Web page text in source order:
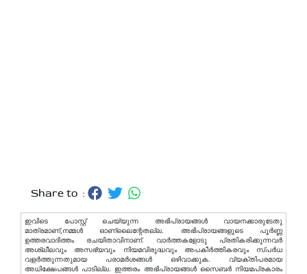
Share to :
ഇവിടെ പോസ്റ്റ് ചെയ്യുന്ന അഭിപ്രായങ്ങള്‍ വായനക്കാരുടേതു
മാത്രമാണ്,നമ്മൾ ഓണ്ലൈന്റേതല്ല. അഭിപ്രായങ്ങളുടെ പൂർണ്ണ
ഉത്തരവാദിത്തം രചയിതാവിനാണ്. വാര്‍ത്തകളോടു പ്രതികരിക്കുന്നവര്‍
അശ്ലീലവും അസഭ്യവും നിയമവിരുദ്ധവും അപകീര്‍ത്തികരവും സ്പര്‍ധ
വളര്‍ത്തുന്നതുമായ പരാമര്‍ശങ്ങള്‍ ഒഴിവാക്കുക. വ്യക്തിപരമായ
അധിക്ഷേപങ്ങള്‍ പാടില്ല. ഇത്തരം അഭിപ്രായങ്ങള്‍ സൈബര്‍ നിയമപ്രകാരം